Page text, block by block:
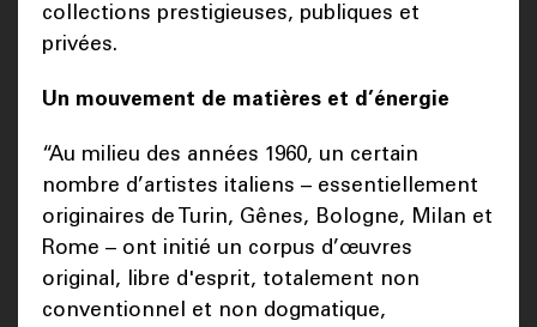
collections prestigieuses, publiques et
privées.
Un mouvement de matières et d’énergie
“Au milieu des années 1960, un certain
nombre d’artistes italiens – essentiellement
originaires de Turin, Gênes, Bologne, Milan et
Rome – ont initié un corpus d’œuvres
original, libre d'esprit, totalement non
conventionnel et non dogmatique,